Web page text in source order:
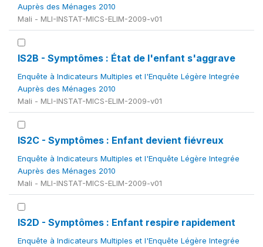
Auprès des Ménages 2010
Mali - MLI-INSTAT-MICS-ELIM-2009-v01
IS2B - Symptômes : État de l'enfant s'aggrave
Enquête à Indicateurs Multiples et l'Enquête Légère Integrée
Auprès des Ménages 2010
Mali - MLI-INSTAT-MICS-ELIM-2009-v01
IS2C - Symptômes : Enfant devient fiévreux
Enquête à Indicateurs Multiples et l'Enquête Légère Integrée
Auprès des Ménages 2010
Mali - MLI-INSTAT-MICS-ELIM-2009-v01
IS2D - Symptômes : Enfant respire rapidement
Enquête à Indicateurs Multiples et l'Enquête Légère Integrée